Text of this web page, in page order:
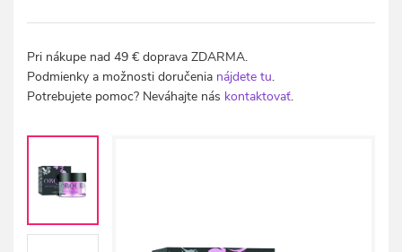
Pri nákupe nad 49 € doprava ZDARMA.
Podmienky a možnosti doručenia nájdete tu.
Potrebujete pomoc? Neváhajte nás kontaktovať.